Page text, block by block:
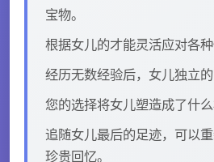
宝物。
根据女儿的才能灵活应对各种
经历无数经验后，女儿独立的
您的选择将女儿塑造成了什么
追随女儿最后的足迹，可以
珍贵回忆。